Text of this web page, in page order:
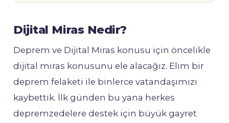
Dijital Miras Nedir?
Deprem ve Dijital Miras konusu için öncelikle
dijital miras konusunu ele alacağız. Elim bir
deprem felaketi ile binlerce vatandaşımızı
kaybettik. İlk günden bu yana herkes
depremzedelere destek için büyük gayret